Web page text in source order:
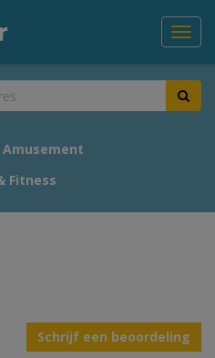
Amusement
Fitness
Schrijf een beoordeling